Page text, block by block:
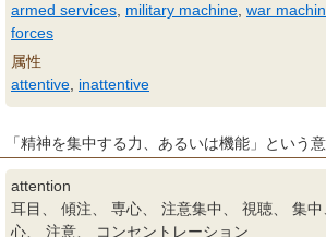
armed services military machine war
forces
属性
attentive inattentive
「精神を集中する力、あるいは機能」という
attention
耳目、 傾注、 専心、 注意集中、 視聴、 集
心、 注意、 コンセントレーション